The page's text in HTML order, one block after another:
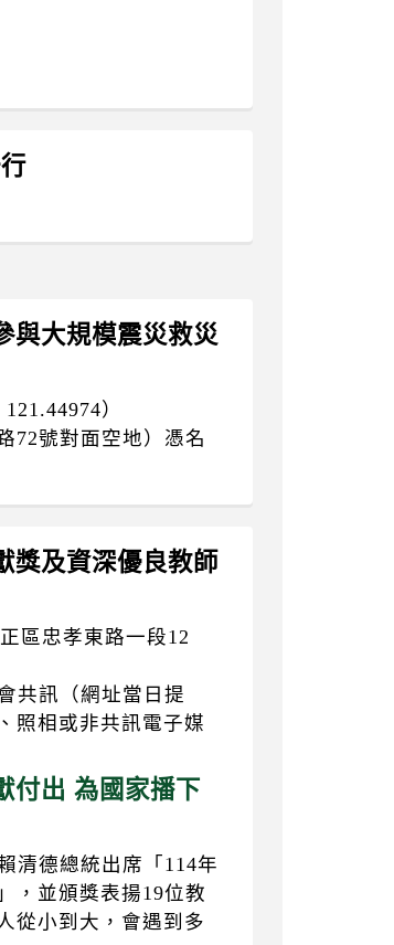
與大規模震災救災
）
72號對面空地）憑名
獎及資深優良教師
區忠孝東路一段12
共訊（網址當日提
照相或非共訊電子媒
付出 為國家播下
清德總統出席「114年
，並頒獎表揚19位教
從小到大，會遇到多